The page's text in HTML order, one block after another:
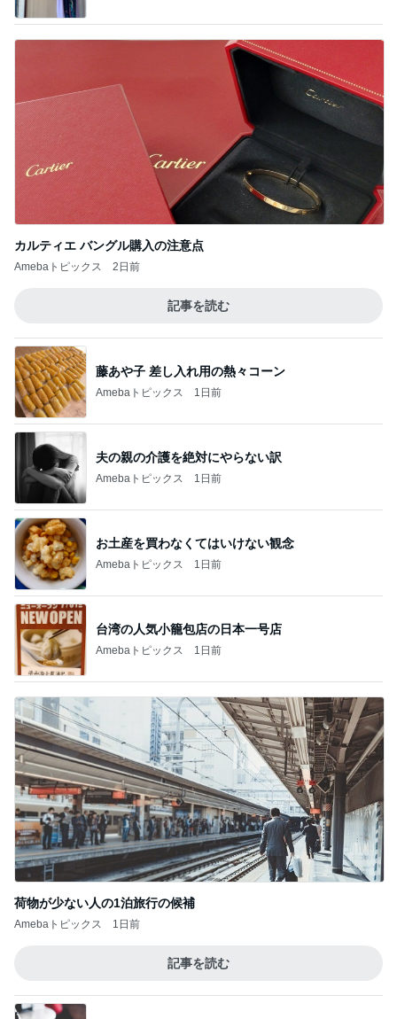
カルティエ バングル購入の注意点
Amebaトピックス 2日前
記事を読む
藤あや子 差し入れ用の熱々コーン
Amebaトピックス 1日前
夫の親の介護を絶対にやらない訳
Amebaトピックス 1日前
お土産を買わなくてはいけない観念
Amebaトピックス 1日前
台湾の人気小籠包店の日本一号店
Amebaトピックス 1日前
荷物が少ない人の1泊旅行の候補
Amebaトピックス 1日前
記事を読む